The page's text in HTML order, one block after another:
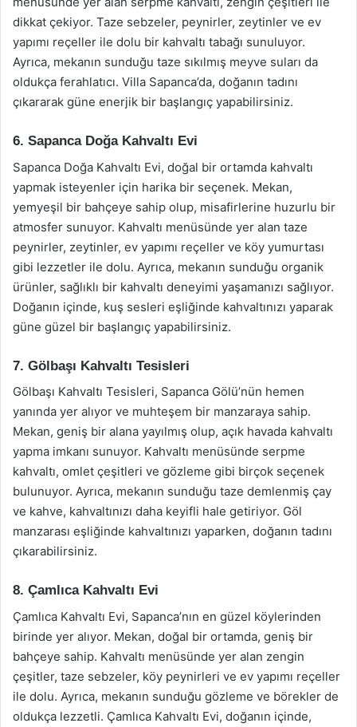
dikkat çekiyor. Taze sebzeler, peynirler, zeytinler ve ev
yapımı reçeller ile dolu bir kahvaltı tabağı sunuluyor.
Ayrıca, mekanın sunduğu taze sıkılmış meyve suları da
oldukça ferahlatıcı. Villa Sapanca’da, doğanın tadını
çıkararak güne enerjik bir başlangıç yapabilirsiniz.
6. Sapanca Doğa Kahvaltı Evi
Sapanca Doğa Kahvaltı Evi, doğal bir ortamda kahvaltı
yapmak isteyenler için harika bir seçenek. Mekan,
yemyeşil bir bahçeye sahip olup, misafirlerine huzurlu bir
atmosfer sunuyor. Kahvaltı menüsünde yer alan taze
peynirler, zeytinler, ev yapımı reçeller ve köy yumurtası
gibi lezzetler ile dolu. Ayrıca, mekanın sunduğu organik
ürünler, sağlıklı bir kahvaltı deneyimi yaşamanızı sağlıyor.
Doğanın içinde, kuş sesleri eşliğinde kahvaltınızı yaparak
güne güzel bir başlangıç yapabilirsiniz.
7. Gölbaşı Kahvaltı Tesisleri
Gölbaşı Kahvaltı Tesisleri, Sapanca Gölü’nün hemen
yanında yer alıyor ve muhteşem bir manzaraya sahip.
Mekan, geniş bir alana yayılmış olup, açık havada kahvaltı
yapma imkanı sunuyor. Kahvaltı menüsünde serpme
kahvaltı, omlet çeşitleri ve gözleme gibi birçok seçenek
bulunuyor. Ayrıca, mekanın sunduğu taze demlenmiş çay
ve kahve, kahvaltınızı daha keyifli hale getiriyor. Göl
manzarası eşliğinde kahvaltınızı yaparken, doğanın tadını
çıkarabilirsiniz.
8. Çamlıca Kahvaltı Evi
Çamlıca Kahvaltı Evi, Sapanca’nın en güzel köylerinden
birinde yer alıyor. Mekan, doğal bir ortamda, geniş bir
bahçeye sahip. Kahvaltı menüsünde yer alan zengin
çeşitler, taze sebzeler, köy peynirleri ve ev yapımı reçeller
ile dolu. Ayrıca, mekanın sunduğu gözleme ve börekler de
oldukça lezzetli. Çamlıca Kahvaltı Evi, doğanın içinde,